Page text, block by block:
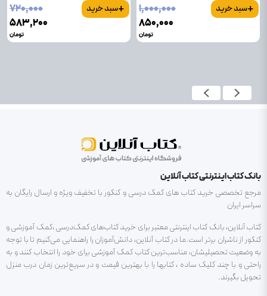
+سبد خرید
۱٬۰۰۰٬۰۰۰
۸۵۰٬۰۰۰
تومان
+سبد خرید
۷۲۰٬۰۰۰
۵۸۳٬۲۰۰
تومان
بانک کتاب اینترنتی کتاب آنلاین
مرجع تخصصی خرید کتاب های کمک درسی و کنکور با تخفیف ویژه و ارسال رایگان به
سراسر ایران
کتاب آنلاین، بانک کتاب اینترنتی معتبر برای خرید کتاب‌های کمک‌درسی ،کمک آموزشی و
کنکور از ناشران برتر است.ما در کتاب آنلاین، دانش‌آموزان را راهنمایی می‌کنیم تا با توجه
به وضعیت تحصیلیشان، مناسب‌ترین کتاب کمک آموزشی برای خود را انتخاب کنند و به
راحتی و با چند کلیک ساده ، کتابها را با بهترین قیمت و در سریع‌ترین زمان درب منزل
تحویل بگیرند.